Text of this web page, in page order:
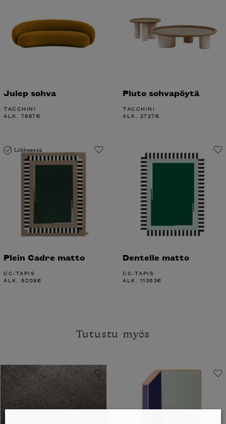
Julep sohva
TACCHINI
ALK. 7887€
Pluto sohvapöytä
TACCHINI
ALK. 2727€
Liikkeessä
Plein Cadre matto
CC-TAPIS
ALK. 9208€
Dentelle matto
CC-TAPIS
ALK. 11363€
Tutustu myös